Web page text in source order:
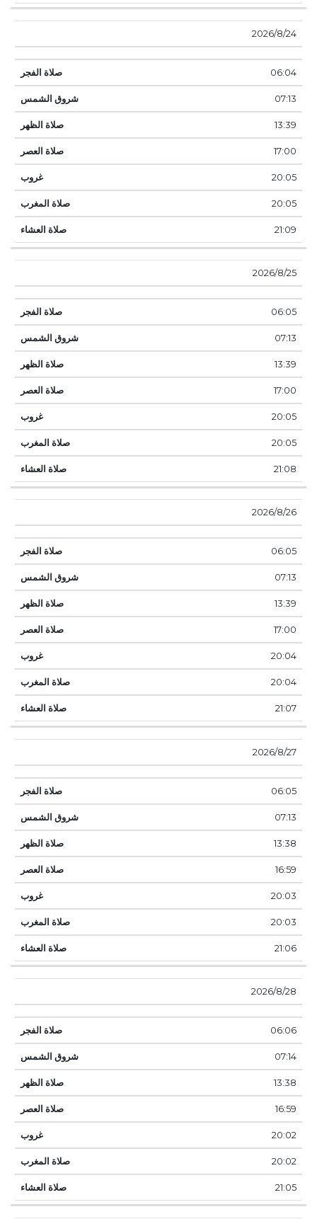
24‏‏/8‏‏/2026
06:04
07:13
13:39
17:00
20:05
20:05
21:09
25‏‏/8‏‏/2026
06:05
07:13
13:39
17:00
20:05
20:05
21:08
26‏‏/8‏‏/2026
06:05
07:13
13:39
17:00
20:04
20:04
21:07
27‏‏/8‏‏/2026
06:05
07:13
13:38
16:59
20:03
20:03
21:06
28‏‏/8‏‏/2026
06:06
07:14
13:38
16:59
20:02
20:02
21:05